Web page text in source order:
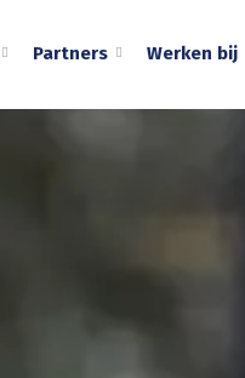
Partners Werken bij